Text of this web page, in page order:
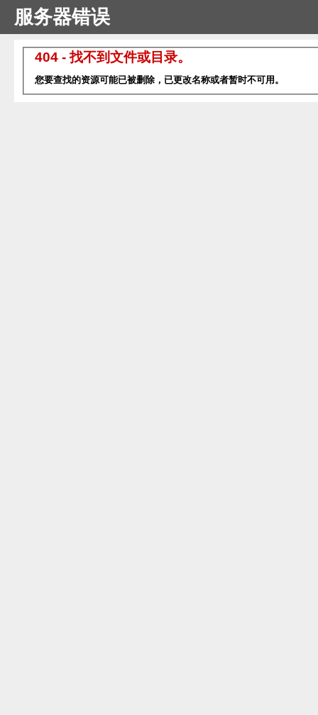
服务器错误
404 - 找不到文件或目录。
您要查找的资源可能已被删除，已更改名称或者暂时不可用。